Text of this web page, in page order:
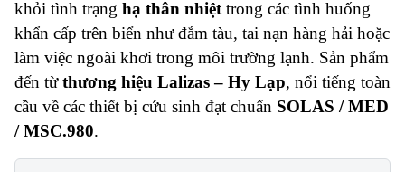
khỏi tình trạng hạ thân nhiệt trong các tình huống
khẩn cấp trên biển như đắm tàu, tai nạn hàng hải hoặc
làm việc ngoài khơi trong môi trường lạnh. Sản phẩm
đến từthương hiệu Lalizas – Hy Lạp, nổi tiếng toàn
cầu về các thiết bị cứu sinh đạt chuẩn SOLAS / MED
/ MSC.980.